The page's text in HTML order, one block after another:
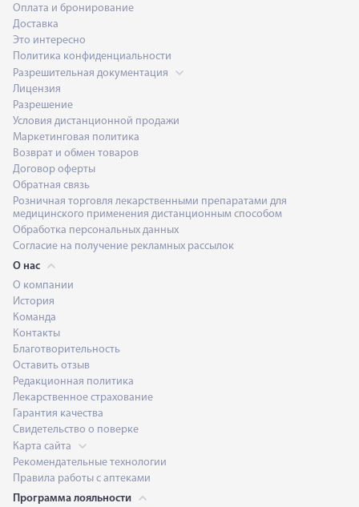
Оплата и бронирование
Доставка
Это интересно
Политика конфиденциальности
Разрешительная документация
Лицензия
Разрешение
Условия дистанционной продажи
Маркетинговая политика
Возврат и обмен товаров
Договор оферты
Обратная связь
Розничная торговля лекарственными препаратами для
медицинского применения дистанционным способом
Обработка персональных данных
Согласие на получение рекламных рассылок
О нас
О компании
История
Команда
Контакты
Благотворительность
Оставить отзыв
Редакционная политика
Лекарственное страхование
Гарантия качества
Свидетельство о поверке
Карта сайта
Рекомендательные технологии
Правила работы с аптеками
Программа лояльности